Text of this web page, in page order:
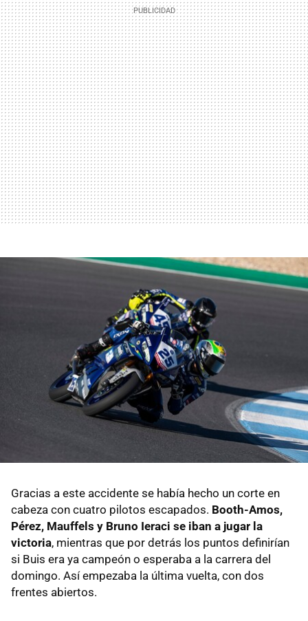
Gracias a este accidente se había hecho un corte en
cabeza con cuatro pilotos escapados. Booth-Amos,
Pérez, Mauffels y Bruno Ieraci se iban a jugar la
victoria, mientras que por detrás los puntos definirían
si Buis era ya campeón o esperaba a la carrera del
domingo. Así empezaba la última vuelta, con dos
frentes abiertos.